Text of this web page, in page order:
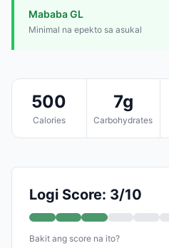
Mababa GL
Minimal na epekto sa asukal
500
Calories
7g
Carbohydrates
Logi Score: 3/10
Bakit ang score na ito?